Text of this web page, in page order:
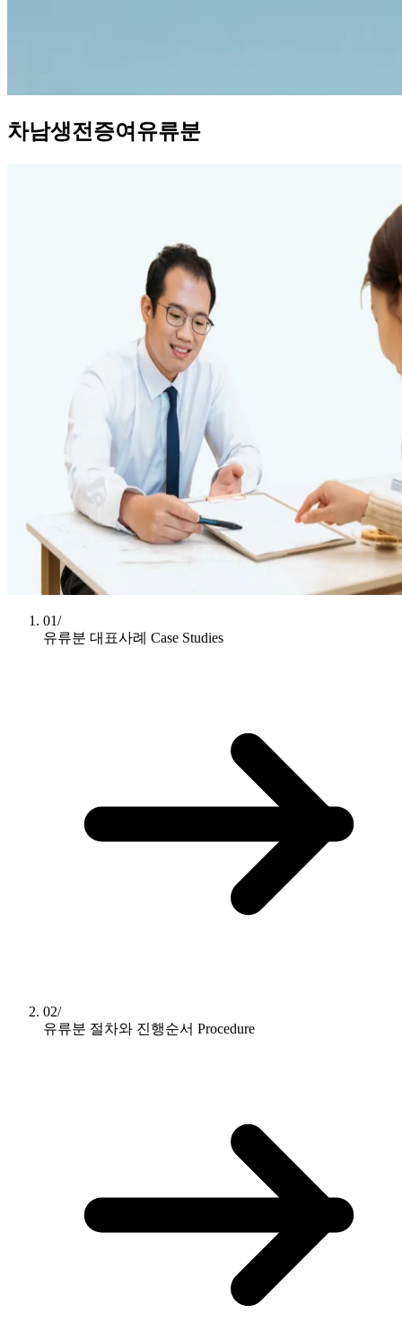
차남생전증여유류분
01/
유류분 대표사례 Case Studies
02/
유류분 절차와 진행순서 Procedure